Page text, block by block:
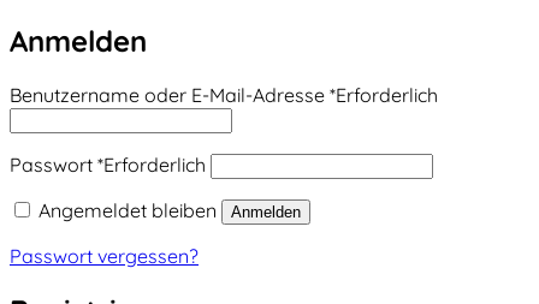
Anmelden
Benutzername oder E-Mail-Adresse *Erforderlich
Passwort *Erforderlich
Angemeldet bleiben
Anmelden
Passwort vergessen?